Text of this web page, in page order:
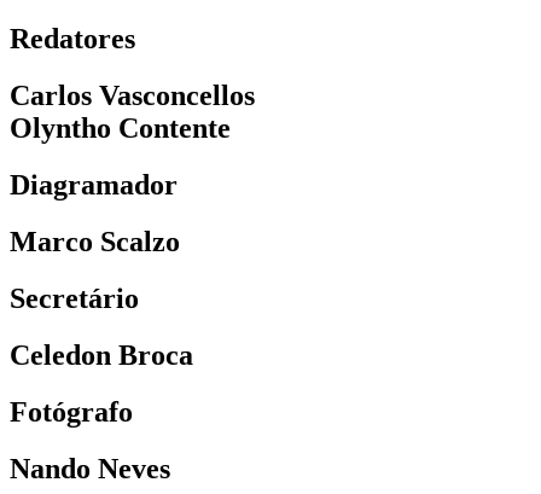
Redatores
Carlos Vasconcellos
Olyntho Contente
Diagramador
Marco Scalzo
Secretário
Celedon Broca
Fotógrafo
Nando Neves